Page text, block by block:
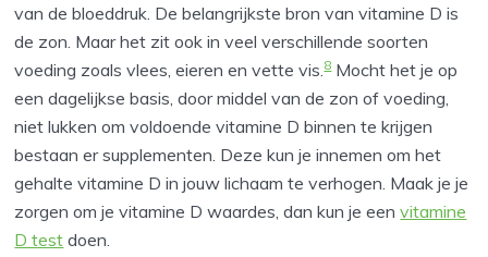
van de bloeddruk. De belangrijkste bron van vitamine D is
de zon. Maar het zit ook in veel verschillende soorten
voeding zoals vlees, eieren en vette vis.8Mocht het je op
een dagelijkse basis, door middel van de zon of voeding,
niet lukken om voldoende vitamine D binnen te krijgen
bestaan er supplementen. Deze kun je innemen om het
gehalte vitamine D in jouw lichaam te verhogen. Maak je je
zorgen om je vitamine D waardes, dan kun je eenvitamine
D test doen.